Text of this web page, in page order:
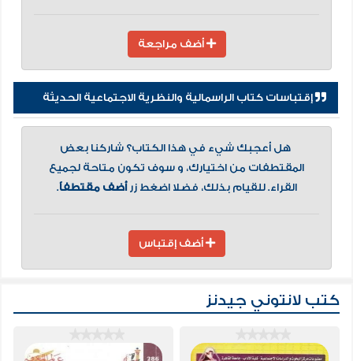
أضف مراجعة
إقتباسات كتاب الراسمالية والنظرية الاجتماعية الحديثة
هل أعجبك شيء في هذا الكتاب؟ شاركنا بعض
المقتطفات من اختيارك، و سوف تكون متاحة لجميع
القراء. للقيام بذلك، فضلا اضغط زرأضف مقتطفاً.
أضف إقتباس
كتب لانتوني جيدنز